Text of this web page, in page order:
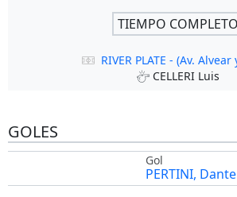
TIEMPO COMPLETO
RIVER PLATE - (Av. Alvear
CELLERI Luis
GOLES
Gol
PERTINI,